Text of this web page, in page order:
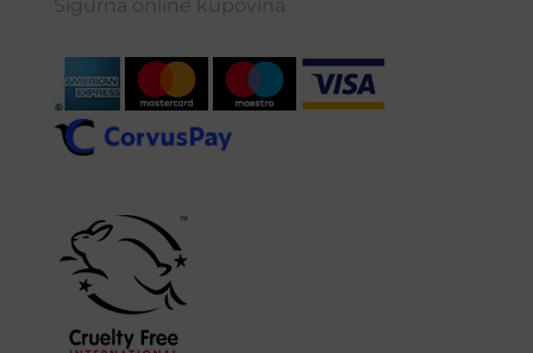
Sigurna online kupovina